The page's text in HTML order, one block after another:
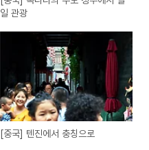
일 관광
[중국] 텐진에서 충칭으로